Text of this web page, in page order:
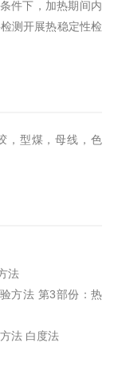
件下，加热期间内
测开展热稳定性检
，型煤，母线，色
法
方法 第3部份：热
法 白度法